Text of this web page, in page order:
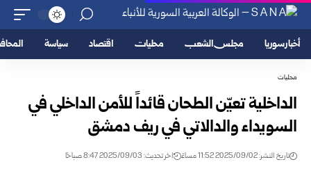
أخبار سوريا مجلس الشعب محليات اقتصاد سياسة
محليات
الداخلية تعيّن الطحان قائداً للأمن الداخلي في
السويداء والدالاتي في ريف دمشق
تاريخ النشر: 2025/09/02 11:52 مساءً اخر تحديث: 2025/09/03 8:47 صباحًا